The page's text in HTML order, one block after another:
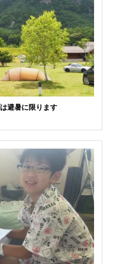
避暑に限ります